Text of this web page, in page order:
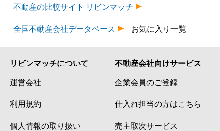
不動産の比較サイト リビンマッチ
全国不動産会社データベース
お気に入り一覧
リビンマッチについて
運営会社
利用規約
個人情報の取り扱い
不動産会社向けサービス
企業会員のご登録
仕入れ担当の方はこちら
売主取次サービス